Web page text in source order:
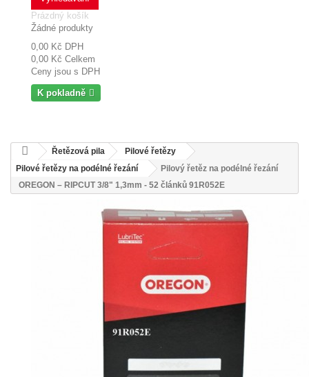
Prázdný košík
Žádné produkty
0,00 Kč DPH
0,00 Kč Celkem
Ceny jsou s DPH
K pokladně
Řetězová pila
Pilové řetězy
Pilové řetězy na podélné řezání
Pilový řetěz na podélné řezání
OREGON – RIPCUT 3/8" 1,3mm - 52 článků 91R052E